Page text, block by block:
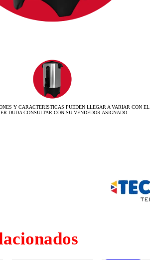
Y CARACTERISTICAS PUEDEN LLEGAR A VARIAR CON EL
DUDA CONSULTAR CON SU VENDEDOR ASIGNADO